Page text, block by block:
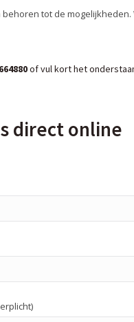
tot de
of vul kort het
direct online